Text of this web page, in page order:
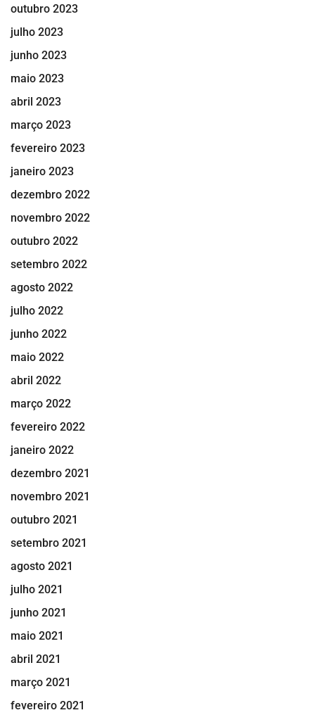
outubro 2023
julho 2023
junho 2023
maio 2023
abril 2023
março 2023
fevereiro 2023
janeiro 2023
dezembro 2022
novembro 2022
outubro 2022
setembro 2022
agosto 2022
julho 2022
junho 2022
maio 2022
abril 2022
março 2022
fevereiro 2022
janeiro 2022
dezembro 2021
novembro 2021
outubro 2021
setembro 2021
agosto 2021
julho 2021
junho 2021
maio 2021
abril 2021
março 2021
fevereiro 2021